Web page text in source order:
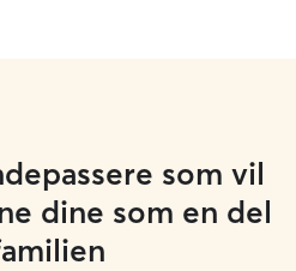
som vil
dine som en del